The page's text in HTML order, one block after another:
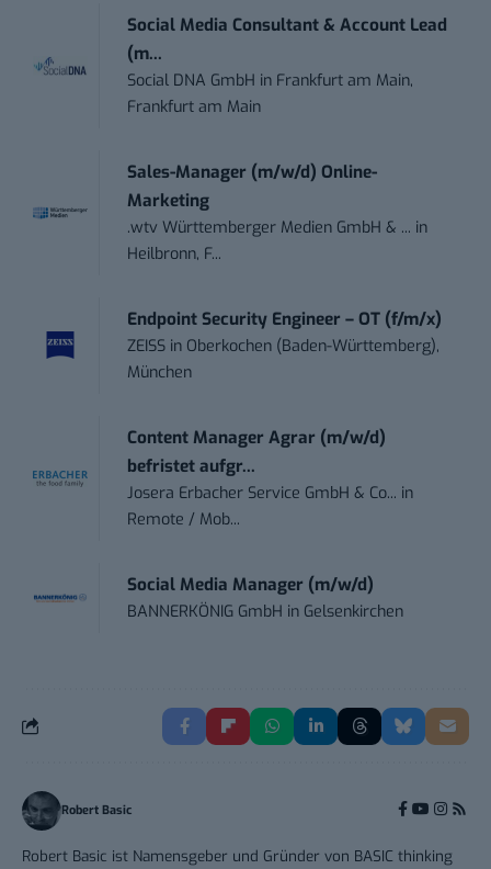
Social Media Consultant & Account Lead
(m...
Social DNA GmbH in Frankfurt am Main,
Frankfurt am Main
Sales-Manager (m/w/d) Online-
Marketing
.wtv Württemberger Medien GmbH & ... in
Heilbronn, F...
Endpoint Security Engineer – OT (f/m/x)
ZEISS in Oberkochen (Baden-Württemberg),
München
Content Manager Agrar (m/w/d)
befristet aufgr...
Josera Erbacher Service GmbH & Co... in
Remote / Mob...
Social Media Manager (m/w/d)
BANNERKÖNIG GmbH in Gelsenkirchen
Robert Basic
Robert Basic ist Namensgeber und Gründer von BASIC thinking